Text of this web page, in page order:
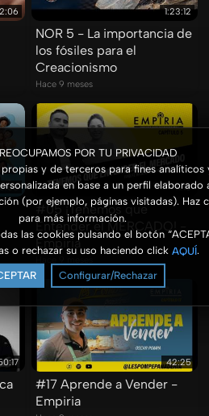
POR TU PRIVACIDAD
y de terceros para fines analíticos
en base a un perfil elaborado
(por ejemplo, páginas visitadas). Haz
para más información.
las cookies pulsando el botón
o rechazar su uso haciendo click AQUÍ.
Configurar/Rechazar
1:23:12
NOR 5 - La importancia de
los fósiles para el
Creacionismo
Hace 9 meses
41:16
#05 ¡Tenemos que
Entender el MERCADO! -
Empiria
42:25
#17 Aprende a Vender -
Empiria